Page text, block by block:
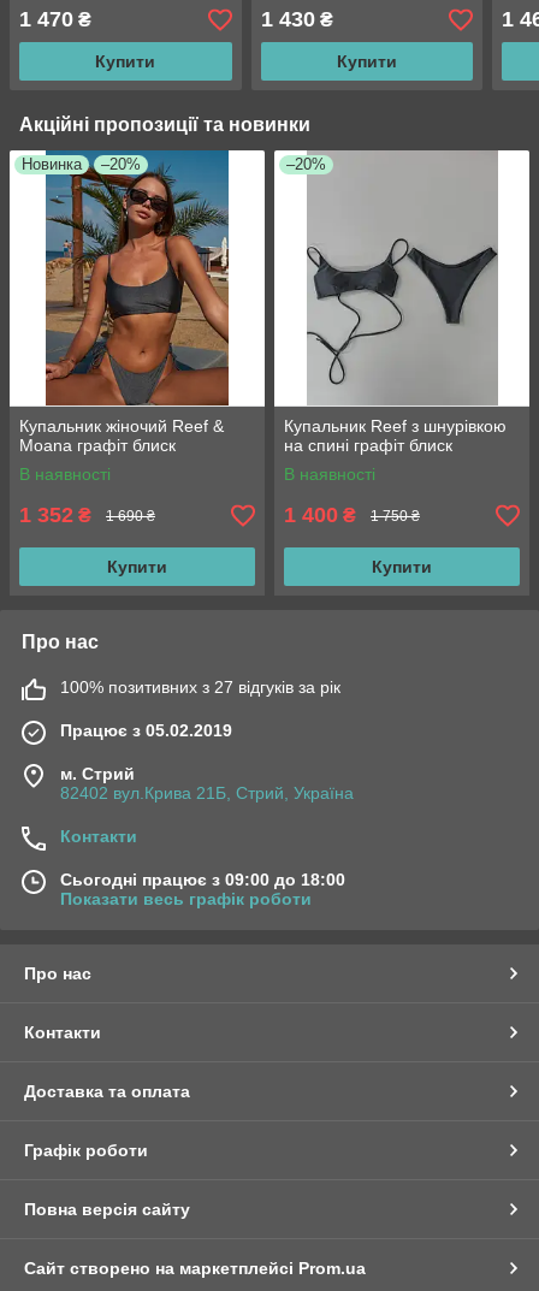
1 470 ₴
Купити
1 430₴
Купити
1
Акційні пропозиції та новинки
Новинка –20%
Купальник жіночий Reef &
Moana графіт блиск
В наявності
1 352 ₴ 1 690 ₴
Купити
–20%
Купальник Reef з шнурівкою
на спині графіт блиск
В наявності
1 400 ₴ 1 750 ₴
Купити
Про нас
100% позитивних з 27 відгуків за рік
Працює з 05.02.2019
м. Стрий
82402 вул.Крива 21Б, Стрий, Україна
Контакти
Сьогодні працює з 09:00 до 18:00
Показати весь графік роботи
Про нас
Контакти
Доставка та оплата
Графік роботи
Повна версія сайту
Сайт створено на маркетплейсі Prom.ua